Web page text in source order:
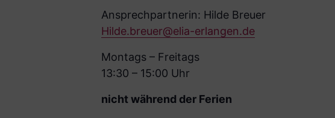
Ansprechpartnerin: Hilde Breuer
Hilde.breuer@elia-erlangen.de
Montags – Freitags
13:30 – 15:00 Uhr
nicht während der Ferien